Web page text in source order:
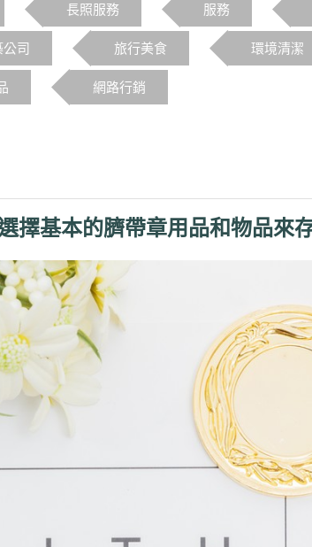
長照服務 服務
司 旅行美食 環境清潔
網路行銷
擇基本的臍帶章用品和物品來